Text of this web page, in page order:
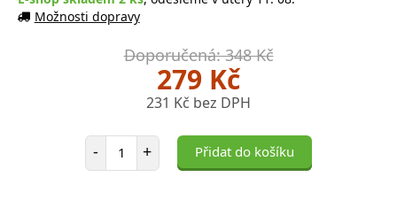
Možnosti dopravy
Doporučená: 348 Kč
279 Kč
231 Kč bez DPH
- Počet položek
+ Přidat do košíku